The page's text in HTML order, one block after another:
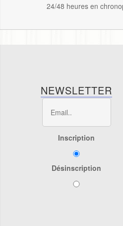
24/48 heures en
NEWSLETTER
Inscription
Désinscription